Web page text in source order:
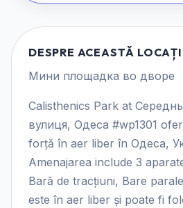
DESPRE ACEASTĂ
Мини площадка во дворе
Calisthenics Park at
вулиця, Одеса #wp1301
forță în aer liber în Одеса,
Amenajarea include 3
Bară de tracțiuni, Bare
este în aer liber și poate fi